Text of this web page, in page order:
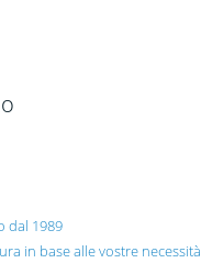
dal 1989
in base alle vostre necessità